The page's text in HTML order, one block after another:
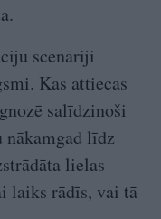
scenāriji
Kas attiecas
salīdzinoši
līdz
lielas
laiks rādīs, vai tā